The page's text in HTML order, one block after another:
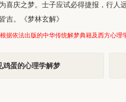
喜庆之梦。士子应试必得捷报，行人
吉。《梦林玄解》
据依法出版的中华传统解梦典籍及西方心理
鸡蛋的心理学解梦